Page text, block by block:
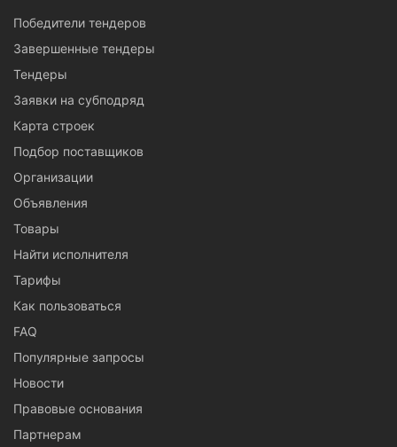
Победители тендеров
Завершенные тендеры
Тендеры
Заявки на субподряд
Карта строек
Подбор поставщиков
Организации
Объявления
Товары
Найти исполнителя
Тарифы
Как пользоваться
FAQ
Популярные запросы
Новости
Правовые основания
Партнерам